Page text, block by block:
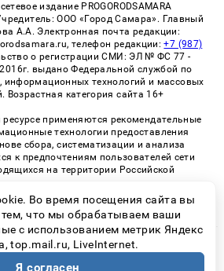
издание PROGORODSAMARA
ООО «Город Самара». Главный
А.А. Электронная почта редакции:
телефон редакции:+7 (987)
о регистрации СМИ: ЭЛ № ФС 77 -
выдано Федеральной службой по
информационных технологий и массовых
Возрастная категория сайта 16+
применяются рекомендательные
технологии предоставления
сбора, систематизации и анализа
к предпочтениям пользователей сети
на территории Российской
применения рекомендательных
рекламно-обменной сети
«СМИ2» (PDF)
| Все права защищены
категория сайта 16+
Во время посещения сайта вы
тем, что мы обрабатываем ваши
с использованием метрик Яндекс
top.mail.ru, LiveInternet.
Я согласен